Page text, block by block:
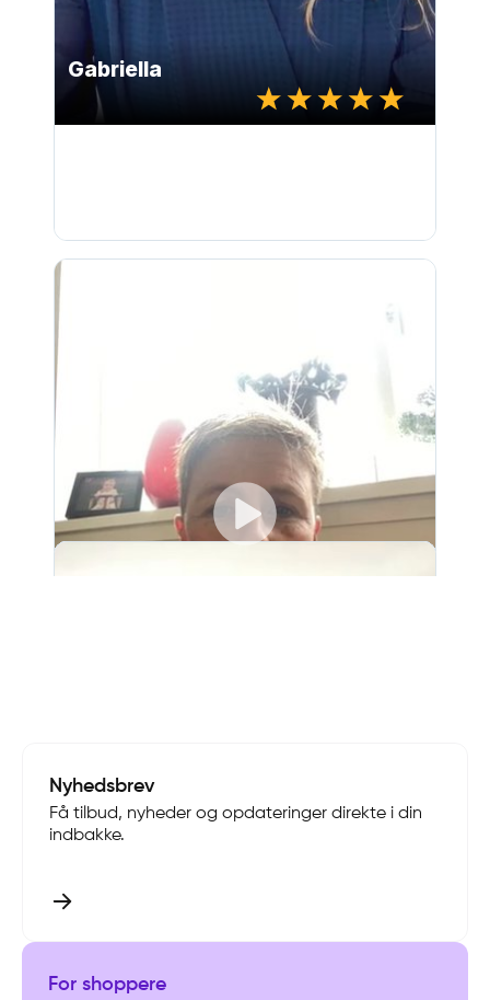
Nyhedsbrev
Få tilbud, nyheder og opdateringer direkte i din
indbakke.
For shoppere